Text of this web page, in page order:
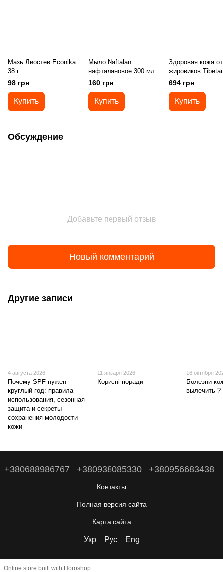
Мазь Лиостев Econika
38 г
98 грн
Купить
Мыло Naftalan
нафталановое 300 мл
160 грн
Купить
Здоровая кожа от
жировиков
Formula 60
694 грн
Купить
Обсуждение
Добавьте первый отзыв
Новый комментарий
Другие записи
4 августа 2026
Почему SPF нужен
круглый год: правила
использования, сезонная
защита и секреты
сохранения молодости
кожи
11 января 2026
Корисні поради
16 октября
Болезни
вылечить ?
+380688986767 +380938085330 +380956683438
Контакты
Полная версия сайта
Карта сайта
Укр Рус Eng
Online store built with Horoshop